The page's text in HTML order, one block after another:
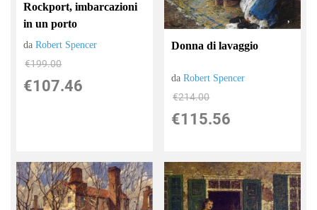
Rockport, imbarcazioni
in un porto
daRobert Spencer
€199.00
€107.46
Donna di lavaggio
daRobert Spencer
€214.00
€115.56